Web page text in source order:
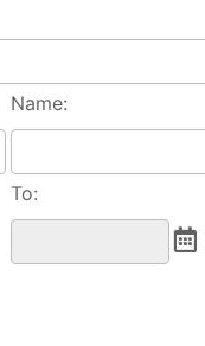
Name:
To: